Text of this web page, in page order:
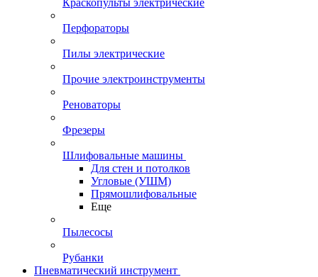
Краскопульты электрические
Перфораторы
Пилы электрические
Прочие электроинструменты
Реноваторы
Фрезеры
Шлифовальные машины
Для стен и потолков
Угловые (УШМ)
Прямошлифовальные
Еще
Пылесосы
Рубанки
Пневматический инструмент